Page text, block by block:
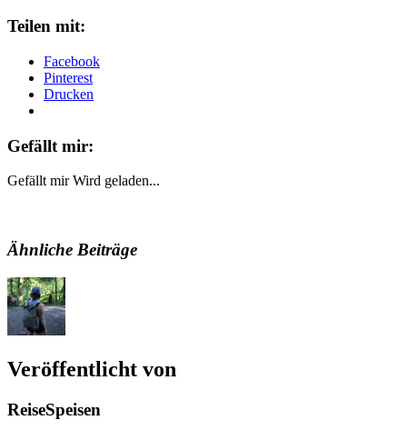
Teilen mit:
Facebook
Pinterest
Drucken
Gefällt mir:
Gefällt mir Wird geladen...
Ähnliche Beiträge
Veröffentlicht von
ReiseSpeisen